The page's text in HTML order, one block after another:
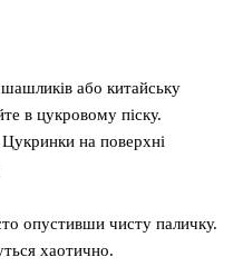
або китайську
в цукровому піску.
на поверхні
опустивши чисту паличку.
хаотично.